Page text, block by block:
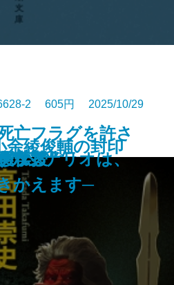
ち
な殺人
に捧ぐ
の譜2─
シチュー
恵上人伝─
2 605円 2025/10/29
綾俊輔の封印
学
伝授
タ
れる
亡フラグを許さ
のシナリオは、
かえます─